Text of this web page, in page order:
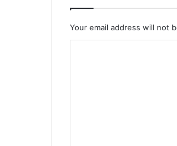
Your email address will not